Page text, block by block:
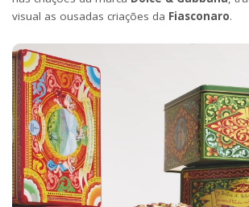
visual as ousadas criações da Fiasconaro.